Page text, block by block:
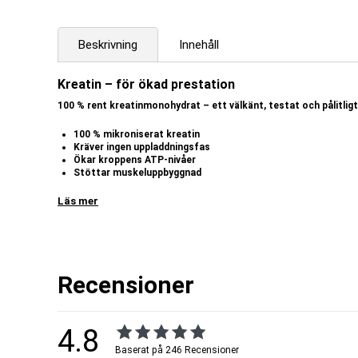
Beskrivning Innehåll
Kreatin – för ökad prestation
100 % rent kreatinmonohydrat – ett välkänt, testat och
100 % mikroniserat kreatin
Kräver ingen uppladdningsfas
Ökar kroppens ATP-nivåer
Stöttar muskeluppbyggnad
Tillverkad i Sverige
aminosyrorna arginin, glycin och metionin, men inte i de nivåer
Oavsett vad vi gör, om vi så sover, jobbar eller tränar, behöver
(adenosintrifosfat) och ju mer aktiva vi är desto högre är
Läs mer
Recensioner
4.8 Baserat på 246 Recensioner